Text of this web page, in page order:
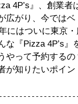
4P’s』、創業
広がり、今では
にはついに東京
な『Pizza 4P’s
やって予約する
が知りたいポイ